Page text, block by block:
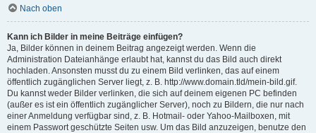
Nach oben
Kann ich Bilder in meine Beiträge einfügen?
Ja, Bilder können in deinem Beitrag angezeigt werden. Wenn die
Administration Dateianhänge erlaubt hat, kannst du das Bild auch direkt
hochladen. Ansonsten musst du zu einem Bild verlinken, das auf einem
öffentlich zugänglichen Server liegt, z. B. http://www.domain.tld/mein-bild.gif.
Du kannst weder Bilder verlinken, die sich auf deinem eigenen PC befinden
(außer es ist ein öffentlich zugänglicher Server), noch zu Bildern, die nur nach
einer Anmeldung verfügbar sind, z. B. Hotmail- oder Yahoo-Mailboxen, mit
einem Passwort geschützte Seiten usw. Um das Bild anzuzeigen, benutze den